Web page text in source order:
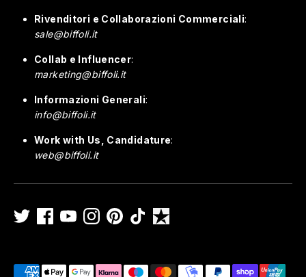
Rivenditori e Collaborazioni Commerciali:
sale@biffoli.it
Collab e Influencer:
marketing@biffoli.it
Informazioni Generali:
info@biffoli.it
Work with Us, Candidature:
web@biffoli.it
Metodi